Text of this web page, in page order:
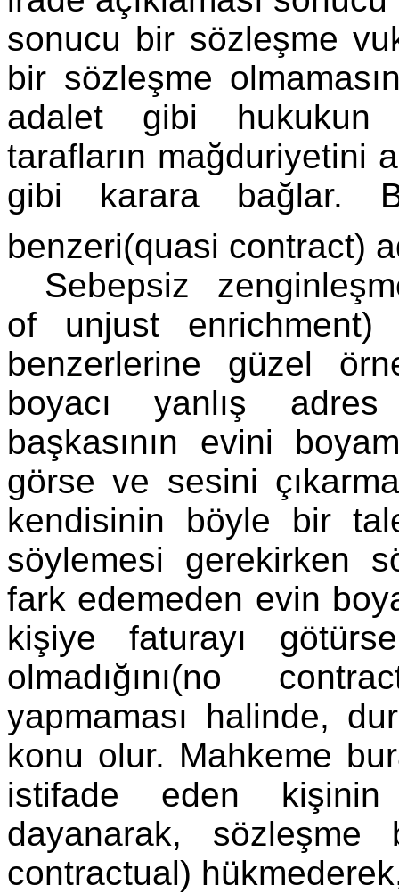
sonucu bir sözleşme
bir sözleşme
adalet gibi hukukun
tarafların mağduriyetini
gibi karara bağlar.
benzeri(quasi contract)
Sebepsiz
of unjust
benzerlerine güzel
boyacı yanlış
başkasının evini
görse ve sesini
kendisinin böyle bir
söylemesi gerekirken
fark edemeden evin
kişiye faturayı
olmadığını(no
yapmaması halinde,
konu olur. Mahkeme
istifade eden kişinin
dayanarak, sözleşme
contractual)